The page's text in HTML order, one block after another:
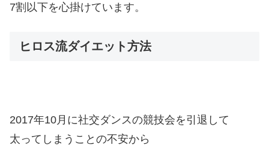
7割以下を心掛けています。
ヒロス流ダイエット方法
2017年10月に社交ダンスの競技会を引退して
太ってしまうことの不安から